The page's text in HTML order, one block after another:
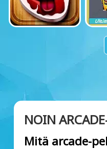
NOIN
Mitä arcade-